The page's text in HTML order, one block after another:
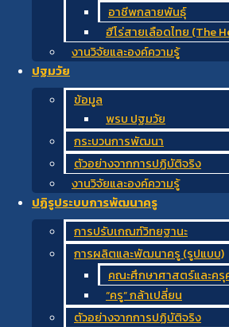
อาชีพกลายพันธุ์
ฮีโร่สายเลือดไทย (The
งานวิจัยและองค์ความรู้
ปฐมวัย
ข้อมูล
พรบ ปฐมวัย
กระบวนการพัฒนา
ตัวอย่างจากการปฏิบัติจริง
งานวิจัยและองค์ความรู้
ปฏิรูประบบการพัฒนาครู
การปรับเกณฑ์วิทยฐานะ
การผลิตและพัฒนาครู (รูปแบบ)
คณะศึกษาศาสตร์และค
“ครู” กล้าเปลี่ยน
ตัวอย่างจากการปฏิบัติจริง